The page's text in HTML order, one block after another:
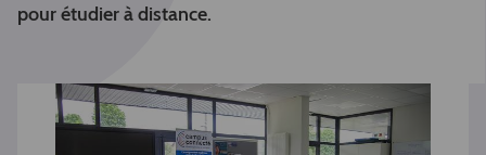
pour étudier à distance.